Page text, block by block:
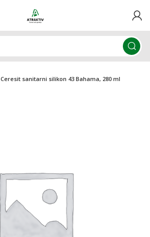
Ceresit sanitarni silikon 43 Bahama, 280 ml